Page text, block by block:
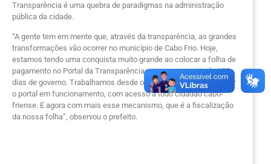
Transparência é uma quebra de paradigmas na administração
pública da cidade.
“A gente tem em mente que, através da transparência, as grandes
transformações vão ocorrer no município de Cabo Frio. Hoje,
estamos tendo uma conquista muito grande ao colocar a folha de
pagamento no Portal da Transparência, com pouco mais de 100
dias de governo. Trabalhamos desde o início da gestão para botar
o portal em funcionamento, com acesso a todo cidadão cabo-
friense. E agora com mais esse mecanismo, que é a fiscalização
da nossa folha”, observou o prefeito.